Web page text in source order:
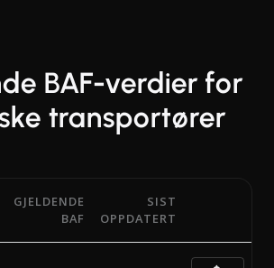
BAF-verdier for
transportører
prosenter (Bunker Adjustment
GJELDENDE
BAF
SIST
OPPDATERT